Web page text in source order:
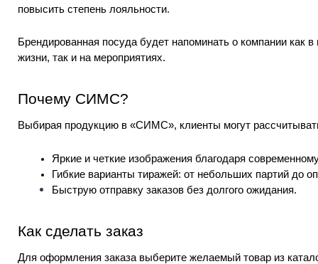
повысить степень лояльности.
Брендированная посуда будет напоминать о компании как в
жизни, так и на мероприятиях.
Почему СИМС?
Выбирая продукцию в «СИМС», клиенты могут
Яркие и четкие изображения благодаря
Гибкие варианты тиражей: от небольших партий до
Быструю отправку заказов без долгого ожидания.
Как сделать заказ
Для оформления заказа выберите желаемый товар из